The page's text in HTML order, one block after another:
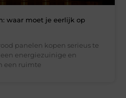
waar moet je eerlijk op
panelen kopen serieus te
energiezuinige en
een ruimte